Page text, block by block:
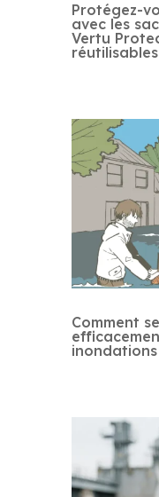
Protégez-
avec les
Vertu
Comment
inondations